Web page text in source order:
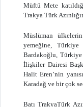
Müftü Mete
Trakya Türk
Müslüman
yemeğine,
Bardakoğlu,
İlişkiler Dairesi
Halit Eren’nin
Karadağ ve bir çok
Batı TrakyaTürk